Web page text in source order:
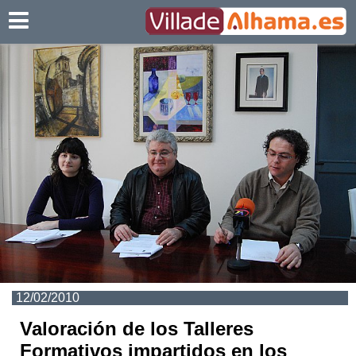
12/02/2010
Valoración de los Talleres
Formativos impartidos en los